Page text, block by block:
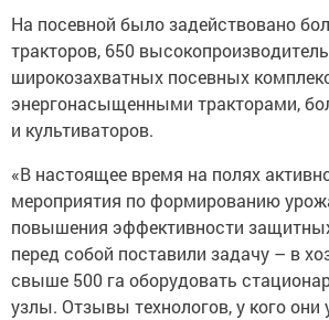
На посевной было задействовано
тракторов, 650
широкозахватных посевных
энергонасыщенными тракторами,
и культиваторов.
«В настоящее время на полях
мероприятия по формированию
повышения эффективности
перед собой поставили задачу – в
свыше 500 га оборудовать
узлы. Отзывы технологов, у кого они